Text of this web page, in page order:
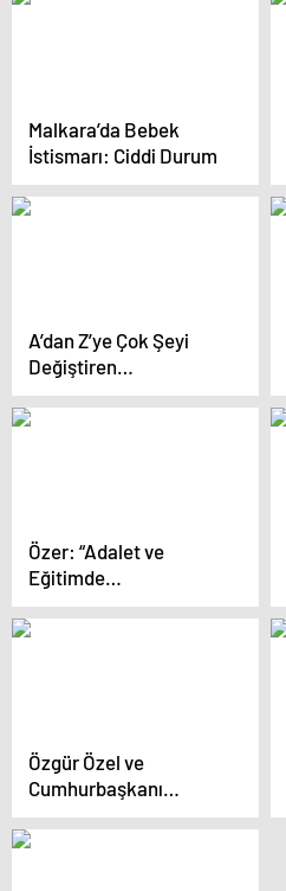
Malkara’da Bebek
İstismarı: Ciddi Durum
A’dan Z’ye Çok Şeyi
Değiştiren
Değişiklikler
Komisyondan da Geçti
Özer: “Adalet ve
Eğitimde
Memnuniyetsizlik
Zirvede: TÜİK Mi
Özgür Özel ve
Cumhurbaşkanı
Erdoğan’ın Söğütözü
Zirvesinin Perde Arkası